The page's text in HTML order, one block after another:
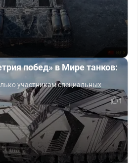
побед» в Мире танков:
участникам специальных
1